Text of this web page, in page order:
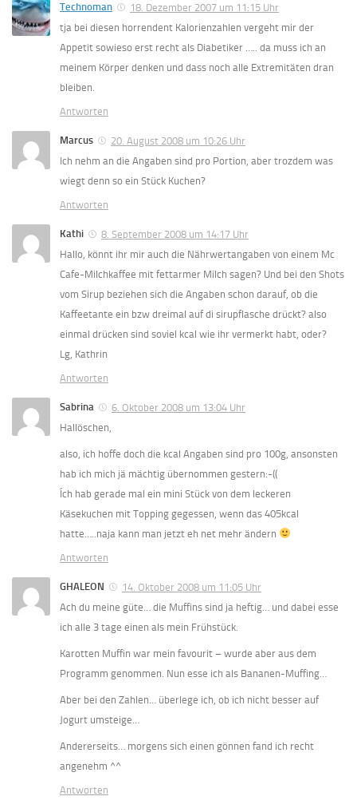
Technoman
18. Dezember 2007 um 11:15 Uhr
tja bei diesen horrendent Kalorienzahlen vergeht mir der
Appetit sowieso erst recht als Diabetiker ….. da muss ich an
meinem Körper denken und dass noch alle Extremitäten dran
bleiben.
Antworten
Marcus
20. August 2008 um 10:26 Uhr
Ich nehm an die Angaben sind pro Portion, aber trozdem was
wiegt denn so ein Stück Kuchen?
Antworten
Kathi
8. September 2008 um 14:17 Uhr
Hallo, könnt ihr mir auch die Nährwertangaben von einem Mc
Cafe-Milchkaffee mit fettarmer Milch sagen? Und bei den Shots
vom Sirup beziehen sich die Angaben schon darauf, ob die
Kaffeetante ein bzw dreimal auf di sirupflasche drückt? also
einmal drücken sind soviel kcal wie ihr vermerkt habt, oder?
Lg, Kathrin
Antworten
Sabrina
6. Oktober 2008 um 13:04 Uhr
Hallöschen,
also, ich hoffe doch die kcal Angaben sind pro 100g, ansonsten
hab ich mich jä mächtig übernommen gestern:-((
Ích hab gerade mal ein mini Stück von dem leckeren
Käsekuchen mit Topping gegessen, wenn das 405kcal
hatte…..naja kann man jetzt eh net mehr ändern
Antworten
GHALEON
14. Oktober 2008 um 11:05 Uhr
Ach du meine güte… die Muffins sind ja heftig… und dabei esse
ich alle 3 tage einen als mein Frühstück.
Karotten Muffin war mein favourit – wurde aber aus dem
Programm genommen. Nun esse ich als Bananen-Muffing…
Aber bei den Zahlen… überlege ich, ob ich nicht besser auf
Jogurt umsteige…
Andererseits… morgens sich einen gönnen fand ich recht
angenehm ^^
Antworten